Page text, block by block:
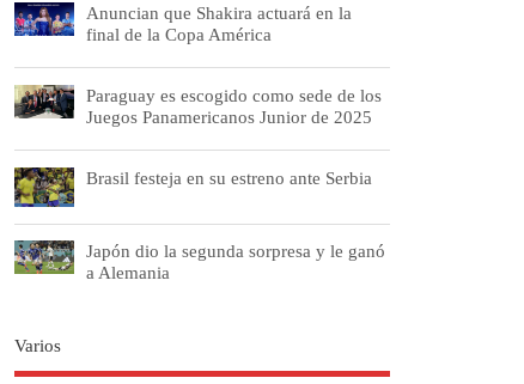
Anuncian que Shakira actuará en la
final de la Copa América
Paraguay es escogido como sede de los
Juegos Panamericanos Junior de 2025
Brasil festeja en su estreno ante Serbia
Japón dio la segunda sorpresa y le ganó
a Alemania
Varios